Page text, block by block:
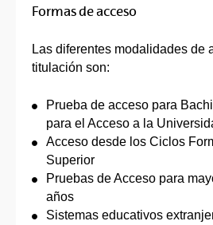
Formas de acceso
Las diferentes modalidades de
titulación son:
Prueba de acceso para
para el Acceso a la
Acceso desde los Ciclos
Superior
Pruebas de Acceso para
años
Sistemas educativos